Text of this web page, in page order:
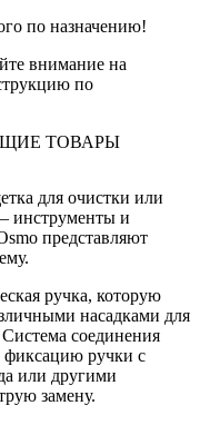
по назначению!
внимание на
по
ТОВАРЫ
для очистки или
инструменты и
представляют
ручка, которую
насадками для
соединения
фиксацию ручки с
или другими
замену.